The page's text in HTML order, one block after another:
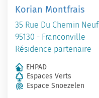
Korian Montfrais
35 Rue Du Chemin Neuf
95130 - Franconville
Résidence partenaire
EHPAD
Espaces Verts
Espace Snoezelen